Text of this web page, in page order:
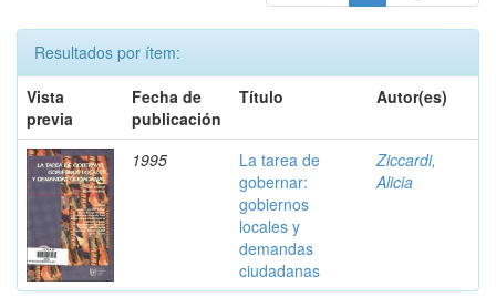
Resultados por ítem:
Vista
previa
Fecha de
publicación
Título Autor(es)
1995
La tarea de
gobernar:
gobiernos
locales y
demandas
ciudadanas
Ziccardi,
Alicia